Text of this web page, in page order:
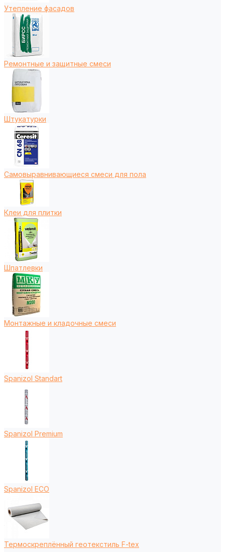
Утепление фасадов
Ремонтные и защитные смеси
Штукатурки
Самовыравнивающиеся смеси для пола
Клеи для плитки
Шпатлевки
Монтажные и кладочные смеси
Spanizol Standart
Spanizol Premium
Spanizol ECO
Термоскреплённый геотекстиль F-tex